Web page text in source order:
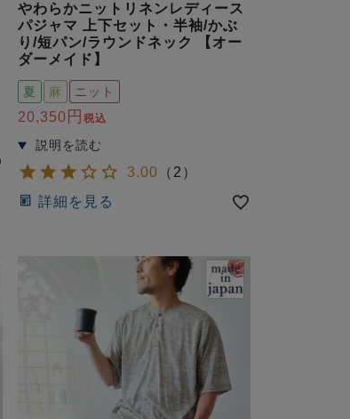
やわらかニットリネンレディース
パジャマ 上下セット・半袖/かぶ
り/短パン/ラウンドネック 【オー
ダーメイド】
夏 麻 ニット
20,350 税込
3.00 （ 2 ）
詳細を見る